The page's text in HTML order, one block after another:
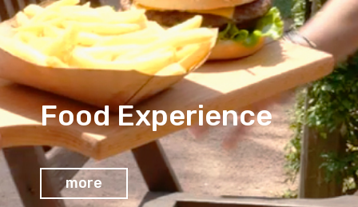
Food Experience
more